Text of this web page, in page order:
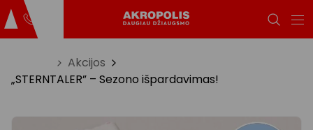
Akcijos
„STERNTALER” – Sezono išpardavimas!